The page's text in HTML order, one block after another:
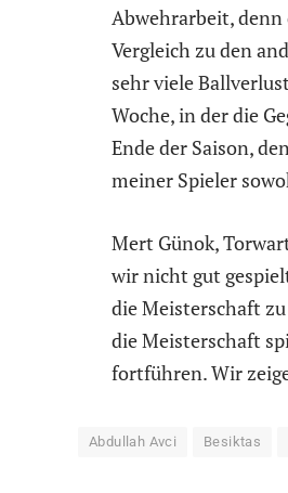
Abwehrarbeit, denn
Vergleich zu den
sehr viele
Woche, in der die
Ende der Saison,
meiner Spieler
Mert Günok,
wir nicht gut
die Meisterschaft
die Meisterschaft
fortführen. Wir
Abdullah Avci Besiktas